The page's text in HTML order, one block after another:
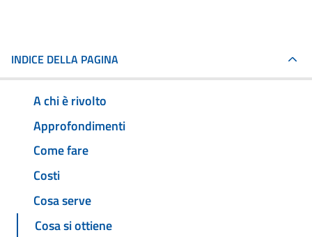
INDICE DELLA PAGINA
A chi è rivolto
Approfondimenti
Come fare
Costi
Cosa serve
Cosa si ottiene